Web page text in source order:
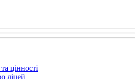
та цінності
ліцей